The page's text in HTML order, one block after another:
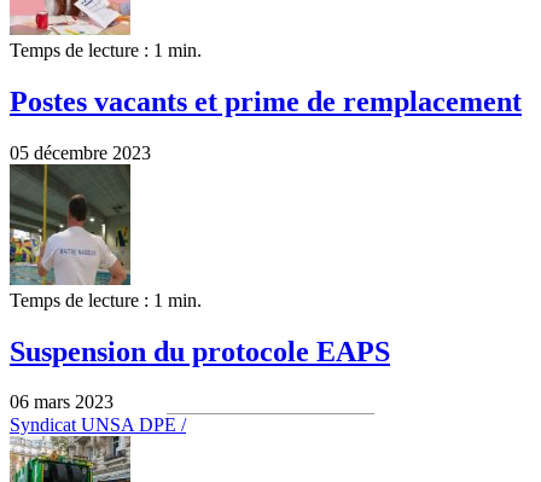
Temps de lecture : 1 min.
Postes vacants et prime de remplacement
05 décembre 2023
Temps de lecture : 1 min.
Suspension du protocole EAPS
06 mars 2023
Syndicat UNSA DPE /